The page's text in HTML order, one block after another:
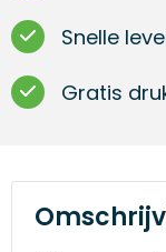
Snelle
Gratis